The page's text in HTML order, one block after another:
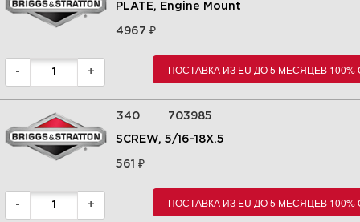
PLATE, Engine Mount
4967₽
- + ПОСТАВКА ИЗ EU ДО 5 МЕСЯЦЕВ
340 703985
SCREW, 5/16-18X.5
561₽
- + ПОСТАВКА ИЗ EU ДО 5 МЕСЯЦЕВ